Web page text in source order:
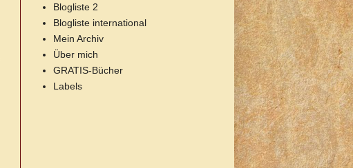
Blogliste 2
Blogliste international
Mein Archiv
Über mich
GRATIS-Bücher
Labels